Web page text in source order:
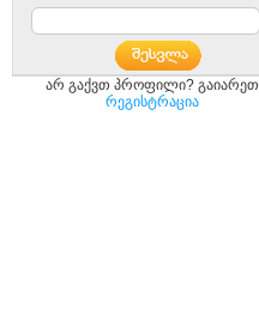
არ გაქვთ პროფილი? გაიარეთ
რეგისტრაცია